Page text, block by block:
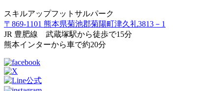
スキルアップフットサルパーク
〒869-1101 熊本県菊池郡菊陽町津久礼3813－1
JR 豊肥線 武蔵塚駅から徒歩で15分
熊本インターから車で約20分